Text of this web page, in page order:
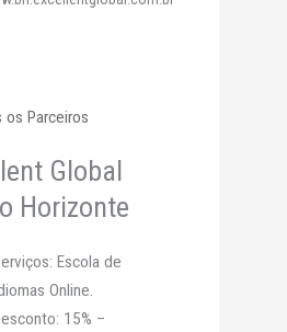
os Parceiros
Global
Horizonte
Escola de
Online.
15% –